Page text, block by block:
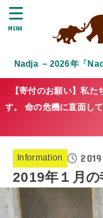
Nadja －2026年「
MENU
【寄付のお願い】私
す。 命の危機に直面し
Information
2019年１月